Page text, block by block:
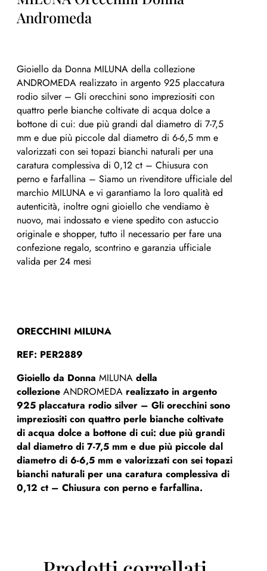
Andromeda
Gioiello da Donna MILUNA della collezione
ANDROMEDA realizzato in argento 925 placcatura
rodio silver – Gli orecchini sono impreziositi con
quattro perle bianche coltivate di acqua dolce a
bottone di cui: due più grandi dal diametro di 7-7,5
mm e due più piccole dal diametro di 6-6,5 mm e
valorizzati con sei topazi bianchi naturali per una
caratura complessiva di 0,12 ct – Chiusura con
perno e farfallina – Siamo un rivenditore ufficiale del
marchio MILUNA e vi garantiamo la loro qualità ed
autenticità, inoltre ogni gioiello che vendiamo è
nuovo, mai indossato e viene spedito con astuccio
originale e shopper, tutto il necessario per fare una
confezione regalo, scontrino e garanzia ufficiale
valida per 24 mesi
ORECCHINI MILUNA
REF: PER2889
Gioiello da Donna MILUNA della
collezione ANDROMEDA realizzato in argento
925 placcatura rodio silver – Gli orecchini sono
impreziositi con quattro perle bianche coltivate
di acqua dolce a bottone di cui: due più grandi
dal diametro di 7-7,5 mm e due più piccole dal
diametro di 6-6,5 mm e valorizzati con sei topazi
bianchi naturali per una caratura complessiva di
0,12 ct – Chiusura con perno e farfallina.